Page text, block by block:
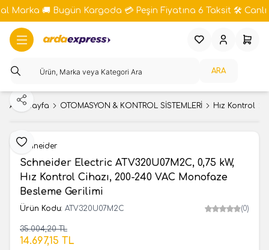
Marka 🚚 Bugün Kargoda 💳 Peşin Fiyatına 6 Taksit 🛠️ Canlı
ARA
FavorilerimHesabım
Ana Sayfa OTOMASYON & KONTROL SİSTEMLERİ Hız Kontrol
Favoriye Ekle
Paylaş
Schneider
Schneider Electric ATV320U07M2C, 0,75 kW,
Hız Kontrol Cihazı, 200-240 VAC Monofaze
Besleme Gerilimi
Ürün Kodu: ATV320U07M2C (0)
35.004,20TL
14.697,15 TL